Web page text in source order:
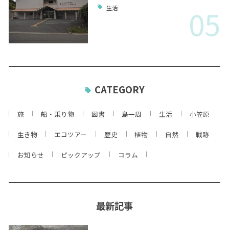
生活 05
CATEGORY
旅 船・乗り物 図書 島一周 生活 小笠原
生き物 エコツアー 歴史 植物 自然 戦跡
お知らせ ピックアップ コラム
最新記事